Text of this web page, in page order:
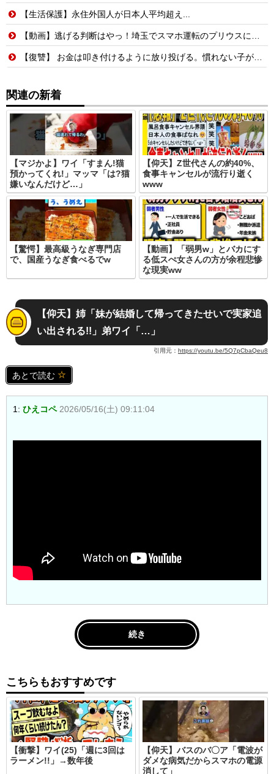
【生活保護】永住外国人が日本人平均超え...
【動画】逃げる判断はやっ！埼玉でスマホ運転のプリウスに当て逃げされる車載。
【復讐】 お金は叩き付けるように放り投げる。慣れない子がレジ打つと舌打ちしておっせーなと言う。
関連の新着
【マジかよ】ワイ「すまん!猫
預かってくれ!」マッマ「は?猫
嫌いなんだけど…」
【仰天】Z世代さんの約40%、
食事キャンセルが流行り逝く
www
【驚愕】最高級うなぎ専門店
で、国産うなぎ食べるでw
【動画】「弱男w」とバカにす
る低スぺ女さんの方が余程悲惨
な現実ww
【仰天】姉「妹が結婚して帰ってきたせいで実家追
い出される!!」弟ワイ「…」
引用元： https://youtu.be/5Q7pCbaQeu8
あとで読む
1: ひえコペ 2026/05/16(土) 09:11:04
続き
こちらもおすすめです
【衝撃】ワイ(25)「週に3回は
ラーメン!!」→数年後
【仰天】バスのバ〇ア「電波が
ダメな病気だからスマホの電源
消して」